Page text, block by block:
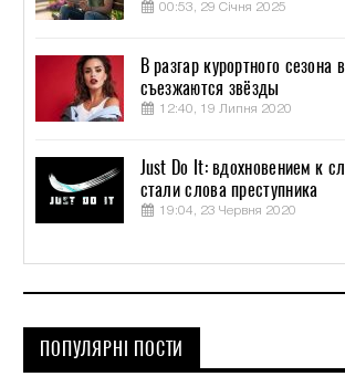
00:53, 29 Січня 2025
В разгар курортного сезона
съезжаются звёзды
12:40, 19 Липня 2020
Just Do It: вдохновением к
стали слова преступника
19:04, 23 Червня 2020
ПОПУЛЯРНІ ПОСТИ